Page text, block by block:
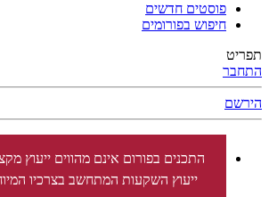
פוסטים חדשים
חיפוש בפורומים
תפריט
התחבר
הירשם
התכנים בפורום אינם מהווים ייעוץ
ייעוץ השקעות המתחשב בצרכיו